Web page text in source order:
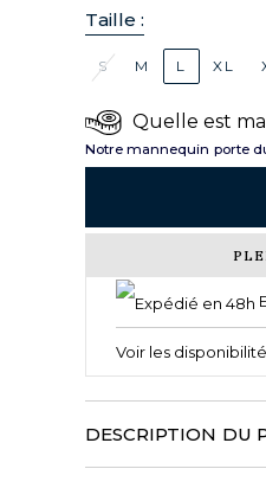
Taille :
S M L XL
Quelle est
Notre mannequin porte
Voir les
DESCRIPTION DU